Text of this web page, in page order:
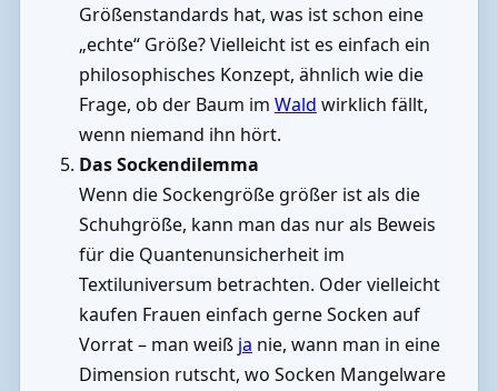
Größenstandards hat, was ist schon eine
„echte“ Größe? Vielleicht ist es einfach ein
philosophisches Konzept, ähnlich wie die
Frage, ob der Baum im Wald wirklich fällt,
wenn niemand ihn hört.
Das Sockendilemma
Wenn die Sockengröße größer ist als die
Schuhgröße, kann man das nur als Beweis
für die Quantenunsicherheit im
Textiluniversum betrachten. Oder vielleicht
kaufen Frauen einfach gerne Socken auf
Vorrat – man weiß ja nie, wann man in eine
Dimension rutscht, wo Socken Mangelware